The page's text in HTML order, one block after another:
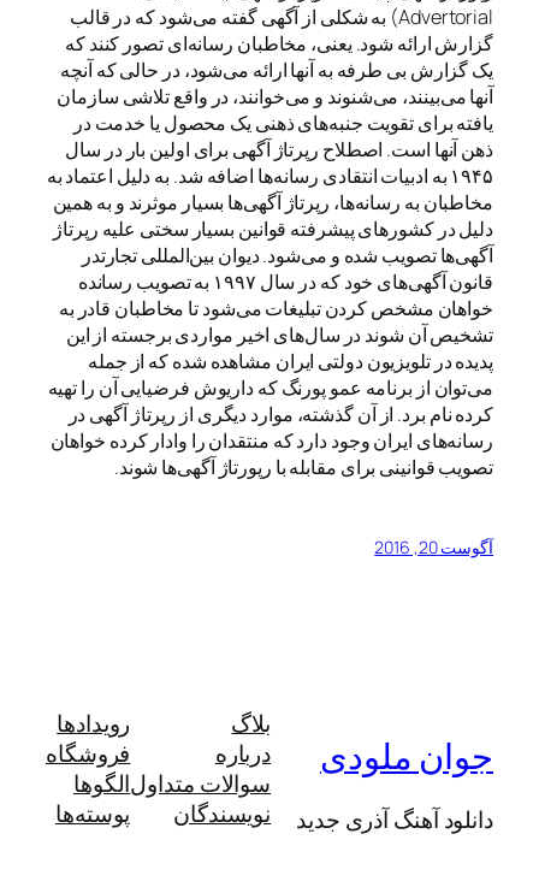
Advertorial) به شکلی از آگهی گفته می‌شود که در قالب
گزارش ارائه شود. یعنی، مخاطبان رسانه‌ای تصور کنند که
یک گزارش بی طرفه به آنها ارائه می‌شود، در حالی که آنچه
آنها می‌بینند، می‌شنوند و می‌خوانند، در واقع تلاشی سازمان
یافته برای تقویت جنبه‌های ذهنی یک محصول یا خدمت در
ذهن آنها است. اصطلاح رپرتاژ آگهی برای اولین بار در سال
۱۹۴۵ به ادبیات انتقادی رسانه‌ها اضافه شد. به دلیل اعتماد به
مخاطبان به رسانه‌ها، رپرتاژ آگهی‌ها بسیار موثرند و به همین
دلیل در کشورهای پیشرفته قوانین بسیار سختی علیه رپرتاژ
آگهی‌ها تصویب شده و می‌شود. دیوان بین‌المللی تجارتدر
قانون آگهی‌های خود که در سال ۱۹۹۷ به تصویب رسانده
خواهان مشخص کردن تبلیغات می‌شود تا مخاطبان قادر به
تشخیص آن شوند در سال‌های اخیر مواردی برجسته از این
پدیده در تلویزیون دولتی ایران مشاهده شده که از جمله
می‌توان از برنامه عمو پورنگ که داریوش فرضیایی آن را تهیه
کرده نام برد. از آن گذشته، موارد دیگری از رپرتاژ آگهی در
رسانه‌های ایران وجود دارد که منتقدان را وادار کرده خواهان
تصویب قوانینی برای مقابله با رپورتاژ آگهی‌ها شوند.
آگوست 20, 2016
جوان ملودی
دانلود آهنگ آذری جدید
بلاگ
درباره
سوالات متداول
نویسندگان
رویدادها
فروشگاه
الگوها
پوسته‌ها